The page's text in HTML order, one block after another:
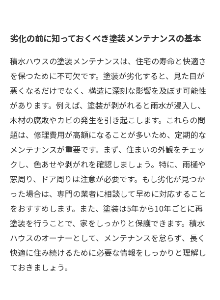
劣化の前に知っておくべき塗装メンテナンスの基本
積水ハウスの塗装メンテナンスは、住宅の寿命と快適さ
を保つために不可欠です。塗装が劣化すると、見た目が
悪くなるだけでなく、構造に深刻な影響を及ぼす可能性
があります。例えば、塗装が剥がれると雨水が浸入し、
木材の腐敗やカビの発生を引き起こします。これらの問
題は、修理費用が高額になることが多いため、定期的な
メンテナンスが重要です。まず、住まいの外観をチェッ
クし、色あせや剥がれを確認しましょう。特に、雨樋や
窓周り、ドア周りは注意が必要です。もし劣化が見つか
った場合は、専門の業者に相談して早めに対応すること
をおすすめします。また、塗装は5年から10年ごとに再
塗装を行うことで、家をしっかりと保護できます。積水
ハウスのオーナーとして、メンテナンスを怠らず、長く
快適に住み続けるために必要な情報をしっかりと理解し
ておきましょう。